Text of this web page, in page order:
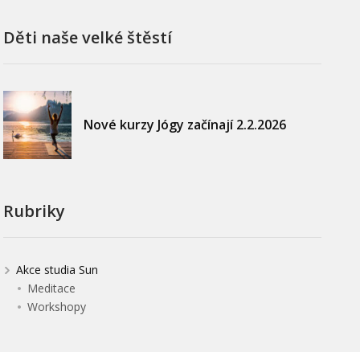
Děti naše velké štěstí
Nové kurzy Jógy začínají 2.2.2026
Rubriky
Akce studia Sun
Meditace
Workshopy